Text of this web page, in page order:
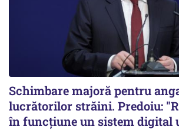
Schimbare majoră pentru
lucrătorilor străini. Predoiu:
în funcțiune un sistem digital